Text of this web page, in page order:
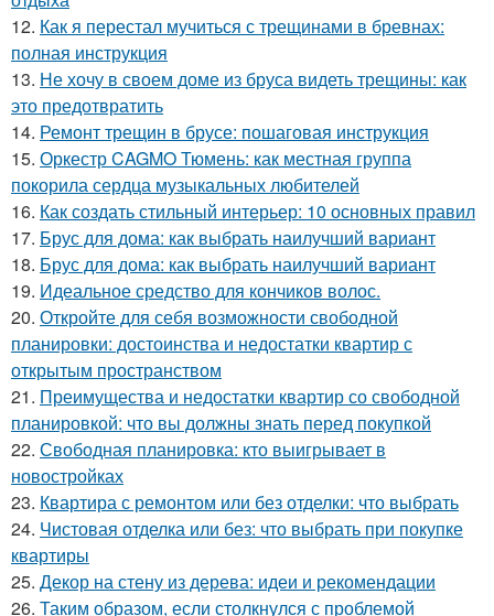
12. Как я перестал мучиться с трещинами в бревнах:
полная инструкция
13. Не хочу в своем доме из бруса видеть трещины: как
это предотвратить
14. Ремонт трещин в брусе: пошаговая инструкция
15. Оркестр CAGMO Тюмень: как местная группа
покорила сердца музыкальных любителей
16. Как создать стильный интерьер: 10 основных правил
17. Брус для дома: как выбрать наилучший вариант
18. Брус для дома: как выбрать наилучший вариант
19. Идеальное средство для кончиков волос.
20. Откройте для себя возможности свободной
планировки: достоинства и недостатки квартир с
открытым пространством
21. Преимущества и недостатки квартир со свободной
планировкой: что вы должны знать перед покупкой
22. Свободная планировка: кто выигрывает в
новостройках
23. Квартира с ремонтом или без отделки: что выбрать
24. Чистовая отделка или без: что выбрать при покупке
квартиры
25. Декор на стену из дерева: идеи и рекомендации
26. Таким образом, если столкнулся с проблемой